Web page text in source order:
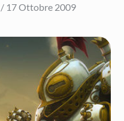
Posted
17 Ottobre 2009